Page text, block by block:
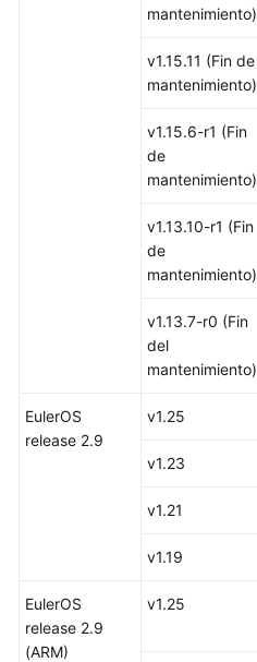
Asignación
espacio
Descripción
reservados
Contenedores
contenedores
mantenimiento)
v1.15.11 (Fin de
mantenimiento)
v1.15.6-r1 (Fin
de
mantenimiento)
v1.13.10-r1 (Fin
de
mantenimiento)
v1.13.7-r0 (Fin
del
mantenimiento)
EulerOS
release 2.9
v1.25
v1.23
v1.21
v1.19
EulerOS
release 2.9
(ARM)
v1.25